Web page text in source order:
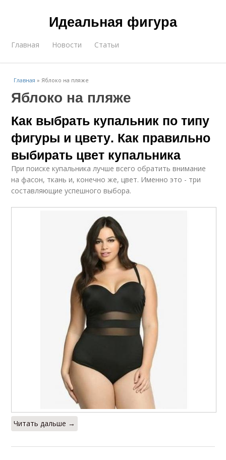
Идеальная фигура
Главная Новости Статьи
Главная »Яблоко на пляже
Яблоко на пляже
Как выбрать купальник по типу
фигуры и цвету. Как правильно
выбирать цвет купальника
При поиске купальника лучше всего обратить внимание
на фасон, ткань и, конечно же, цвет. Именно это - три
составляющие успешного выбора.
Читать дальше →